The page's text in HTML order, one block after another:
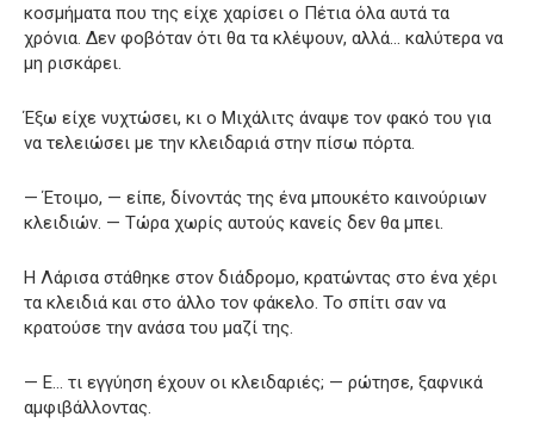
κοσμήματα που της είχε χαρίσει ο Πέτια όλα αυτά τα
χρόνια. Δεν φοβόταν ότι θα τα κλέψουν, αλλά… καλύτερα να
μη ρισκάρει.
Έξω είχε νυχτώσει, κι ο Μιχάλιτς άναψε τον φακό του για
να τελειώσει με την κλειδαριά στην πίσω πόρτα.
— Έτοιμο, — είπε, δίνοντάς της ένα μπουκέτο καινούριων
κλειδιών. — Τώρα χωρίς αυτούς κανείς δεν θα μπει.
Η Λάρισα στάθηκε στον διάδρομο, κρατώντας στο ένα χέρι
τα κλειδιά και στο άλλο τον φάκελο. Το σπίτι σαν να
κρατούσε την ανάσα του μαζί της.
— Ε… τι εγγύηση έχουν οι κλειδαριές; — ρώτησε, ξαφνικά
αμφιβάλλοντας.